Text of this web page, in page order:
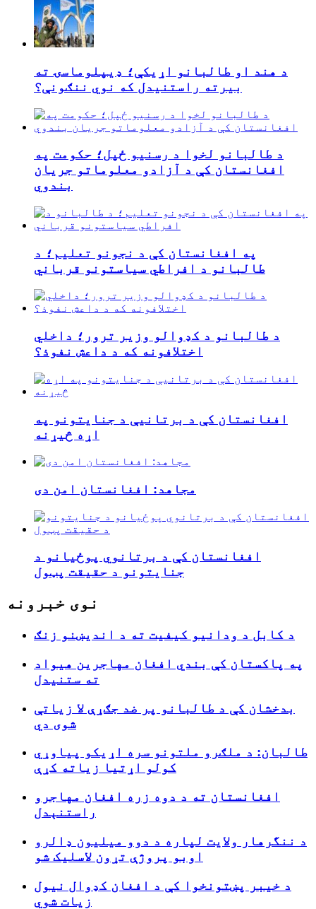
د هند او طالبانو اړیکې؛ ډیپلوماسۍ ته
بیرته راستنیدل که نوي ننګونې؟
د طالبانو لخوا د رسنیو ځپل؛ حکومت په
افغانستان کې د آزادو معلوماتو جریان
بندوي
په افغانستان کې د نجونو تعلیم؛ د
طالبانو د افراطي سیاستونو قرباني
د طالبانو د کډوالو وزیر ترور؛ داخلي
اختلافونه که د داعش نفوذ؟
افغانستان کې د برتانیې د جنایتونو په
اړه څیړنه
مجاهد: افغانستان امن دی
افغانستان کې د برتانوي پوځیانو د
جنایتونو د حقیقت پټول
نوی خبرونه
د کابل د ودانیو کیفیت ته د اندیښنو زنګ
په پاکستان کې بندي افغان مهاجرین هیواد
ته ستنیدل
بدخشان کې د طالبانو پر ضد جګړې لا زیاتې
شوی دي
طالبان: د ملګرو ملتونو سره اړیکو پیاوړي
کولو اړتیا زیاته کړې
افغانستان ته د دوه زره افغان مهاجرو
راستنېدل
د ننگرهار ولایت لپاره د دوو میلیون ډالرو
اوبو پروژې تړون لاسلیک شو
د خیبر پښتونخوا کې د افغان کډوال نیول
زیات شوي